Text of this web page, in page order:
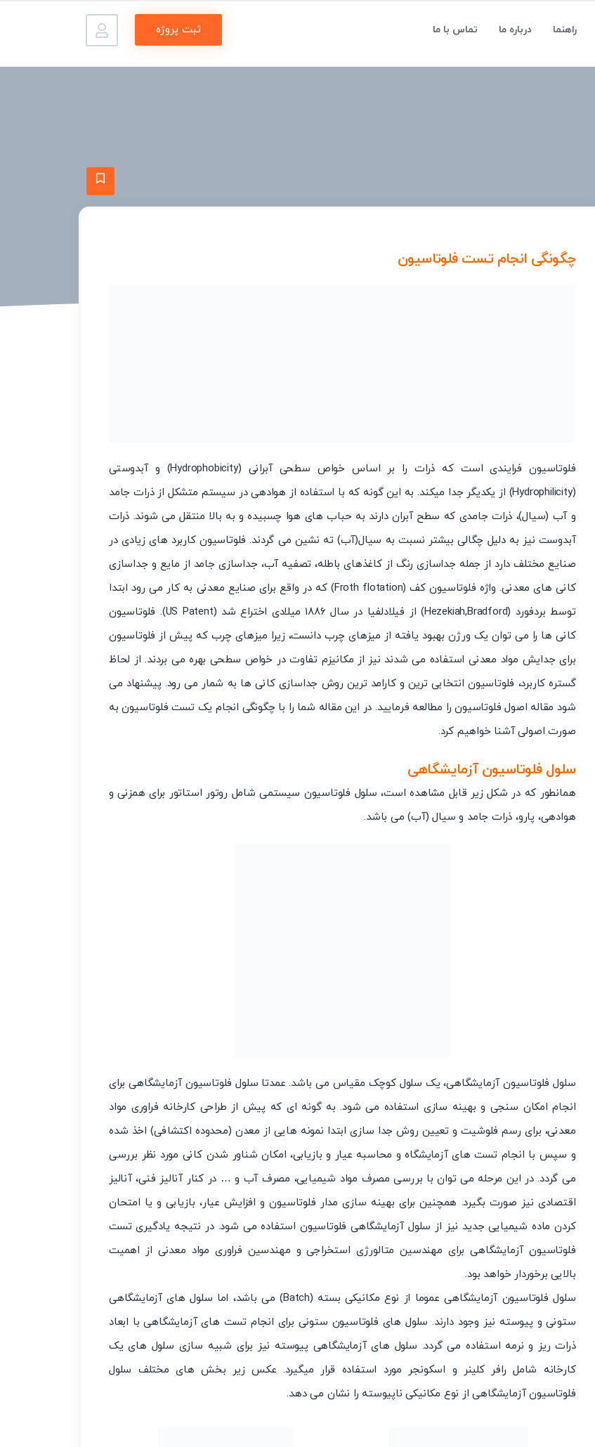
راهنما درباره ما تماس با ما ثبت پروژه
چگونگی انجام تست فلوتاسیون
فلوتاسیون فرایندی است که ذرات را بر اساس خواص سطحی آبرانی (Hydrophobicity) و آبدوستی
(Hydrophilicity) از یکدیگر جدا میکند. به این گونه که با استفاده از هوادهی در سیستم متشکل از ذرات جامد
و آب (سیال)، ذرات جامدی که سطح آبران دارند به حباب های هوا چسبیده و به بالا منتقل می شوند. ذرات
آبدوست نیز به دلیل چگالی بیشتر نسبت به سیال(آب) ته نشین می گردند. فلوتاسیون کاربرد های زیادی در
صنایع مختلف دارد از جمله جداسازی رنگ از کاغذهای باطله، تصفیه آب، جداسازی جامد از مایع و جداسازی
کانی های معدنی. واژه فلوتاسیون کف (Froth flotation) که در واقع برای صنایع معدنی به کار می رود ابتدا
توسط بردفورد (Hezekiah,Bradford) از فیلادلفیا در سال ۱۸۸۶ میلادی اختراع شد (US Patent). فلوتاسیون
کانی ها را می توان یک ورژن بهبود یافته از میزهای چرب دانست، زیرا میزهای چرب که پیش از فلوتاسیون
برای جدایش مواد معدنی استفاده می شدند نیز از مکانیزم تفاوت در خواص سطحی بهره می بردند. از لحاظ
گستره کاربرد، فلوتاسیون انتخابی ترین و کارامد ترین روش جداسازی کانی ها به شمار می رود. پیشنهاد می
شود مقاله اصول فلوتاسیون را مطالعه فرمایید. در این مقاله شما را با چگونگی انجام یک تست فلوتاسیون به
صورت اصولی آشنا خواهیم کرد.
سلول فلوتاسیون آزمایشگاهی
همانطور که در شکل زیر قابل مشاهده است، سلول فلوتاسیون سیستمی شامل روتور استاتور برای همزنی و
هوادهی، پارو، ذرات جامد و سیال (آب) می باشد.
سلول فلوتاسیون آزمایشگاهی، یک سلول کوچک مقیاس می باشد. عمدتا سلول فلوتاسیون آزمایشگاهی برای
انجام امکان سنجی و بهینه سازی استفاده می شود. به گونه ای که پیش از طراحی کارخانه فراوری مواد
معدنی، برای رسم فلوشیت و تعیین روش جدا سازی ابتدا نمونه هایی از معدن (محدوده اکتشافی) اخذ شده
و سپس با انجام تست های آزمایشگاه و محاسبه عیار و بازیابی، امکان شناور شدن کانی مورد نظر بررسی
می گردد. در این مرحله می توان با بررسی مصرف مواد شیمیایی، مصرف آب و … در کنار آنالیز فنی، آنالیز
اقتصادی نیز صورت بگیرد. همچنین برای بهینه سازی مدار فلوتاسیون و افزایش عیار، بازیابی و یا امتحان
کردن ماده شیمیایی جدید نیز از سلول آزمایشگاهی فلوتاسیون استفاده می شود. در نتیجه یادگیری تست
فلوتاسیون آزمایشگاهی برای مهندسین متالورژی استخراجی و مهندسین فراوری مواد معدنی از اهمیت
بالایی برخوردار خواهد بود.
سلول فلوتاسیون آزمایشگاهی عموما از نوع مکانیکی بسته (Batch) می باشد، اما سلول های آزمایشگاهی
ستونی و پیوسته نیز وجود دارند. سلول های فلوتاسیون ستونی برای انجام تست های آزمایشگاهی با ابعاد
ذرات ریز و نرمه استفاده می گردد. سلول های آزمایشگاهی پیوسته نیز برای شبیه سازی سلول های یک
کارخانه شامل رافر کلینر و اسکونجر مورد استفاده قرار میگیرد. عکس زیر بخش های مختلف سلول
فلوتاسیون آزمایشگاهی از نوع مکانیکی ناپیوسته را نشان می دهد.